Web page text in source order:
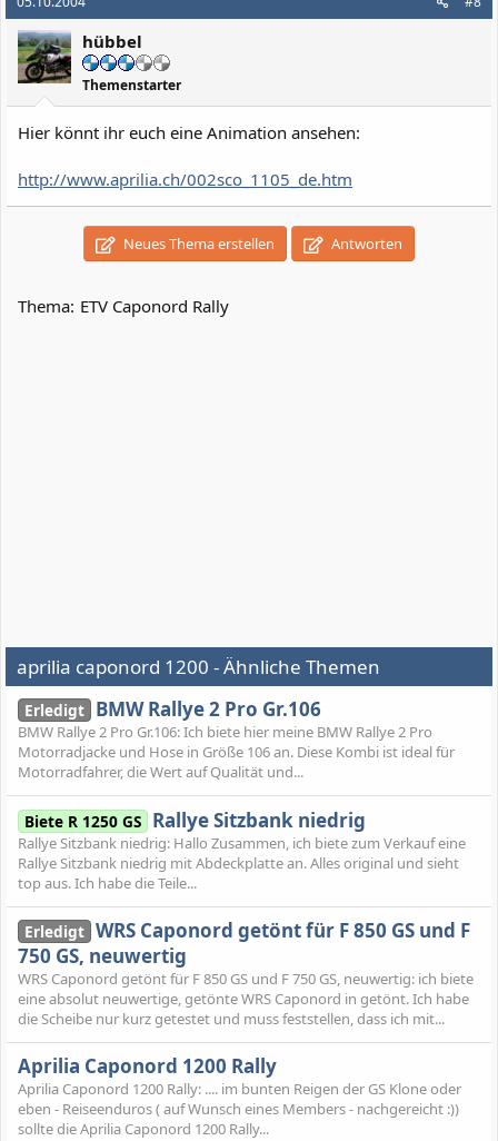
hübbel
Themenstarter
Hier könnt ihr euch eine Animation ansehen:
http://www.aprilia.ch/002sco_1105_de.htm
Neues Thema erstellen Antworten
Thema: ETV Caponord Rally
aprilia caponord 1200 - Ähnliche Themen
Erledigt BMW Rallye 2 Pro Gr.106
BMW Rallye 2 Pro Gr.106: Ich biete hier meine BMW Rallye 2 Pro
Motorradjacke und Hose in Größe 106 an. Diese Kombi ist ideal für
Motorradfahrer, die Wert auf Qualität und...
Biete R 1250 GS Rallye Sitzbank niedrig
Rallye Sitzbank niedrig: Hallo Zusammen, ich biete zum Verkauf eine
Rallye Sitzbank niedrig mit Abdeckplatte an. Alles original und sieht
top aus. Ich habe die Teile...
Erledigt WRS Caponord getönt für F 850 GS und F
750 GS, neuwertig
WRS Caponord getönt für F 850 GS und F 750 GS, neuwertig: ich biete
eine absolut neuwertige, getönte WRS Caponord in getönt. Ich habe
die Scheibe nur kurz getestet und muss feststellen, dass ich mit...
Aprilia Caponord 1200 Rally
Aprilia Caponord 1200 Rally: .... im bunten Reigen der GS Klone oder
eben - Reiseenduros ( auf Wunsch eines Members - nachgereicht :))
sollte die Aprilia Caponord 1200 Rally...